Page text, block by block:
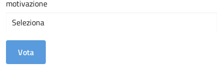
motivazione